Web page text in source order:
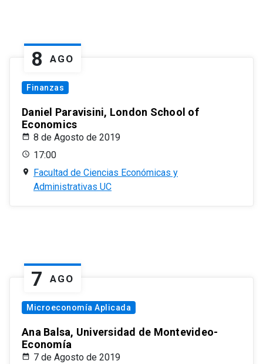
8 AGO
Finanzas
Daniel Paravisini, London School of
Economics
8 de Agosto de 2019
17:00
Facultad de Ciencias Económicas y
Administrativas UC
7 AGO
Microeconomía Aplicada
Ana Balsa, Universidad de Montevideo-
Economía
7 de Agosto de 2019